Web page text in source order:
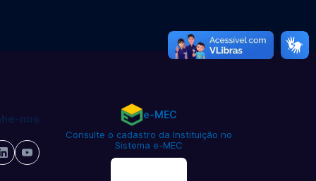
nos e-MEC
Consulte o cadastro da Instituição no
Sistema e-MEC